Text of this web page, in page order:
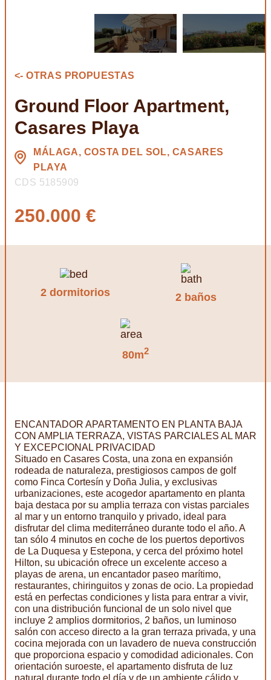
<- OTRAS PROPUESTAS
Ground Floor Apartment,
Casares Playa
MÁLAGA, COSTA DEL SOL, CASARES
PLAYA
CDS 5185909
250.000 €
2 dormitorios 2 baños
80m2
ENCANTADOR APARTAMENTO EN PLANTA BAJA
CON AMPLIA TERRAZA, VISTAS PARCIALES AL MAR
Y EXCEPCIONAL PRIVACIDAD
Situado en Casares Costa, una zona en expansión
rodeada de naturaleza, prestigiosos campos de golf
como Finca Cortesín y Doña Julia, y exclusivas
urbanizaciones, este acogedor apartamento en planta
baja destaca por su amplia terraza con vistas parciales
al mar y un entorno tranquilo y privado, ideal para
disfrutar del clima mediterráneo durante todo el año. A
tan sólo 4 minutos en coche de los puertos deportivos
de La Duquesa y Estepona, y cerca del próximo hotel
Hilton, su ubicación ofrece un excelente acceso a
playas de arena, un encantador paseo marítimo,
restaurantes, chiringuitos y zonas de ocio. La propiedad
está en perfectas condiciones y lista para entrar a vivir,
con una distribución funcional de un solo nivel que
incluye 2 amplios dormitorios, 2 baños, un luminoso
salón con acceso directo a la gran terraza privada, y una
cocina mejorada con un lavadero de nueva construcción
que proporciona espacio y comodidad adicionales. Con
orientación suroeste, el apartamento disfruta de luz